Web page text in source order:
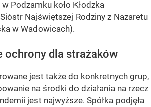
Podzamku koło Kłodzka
Najświętszej Rodziny z Nazaretu
w Wadowicach).
ochrony dla strażaków
jest także do konkretnych grup,
na środki do działania na rzecz
jest najwyższe. Spółka podjęła